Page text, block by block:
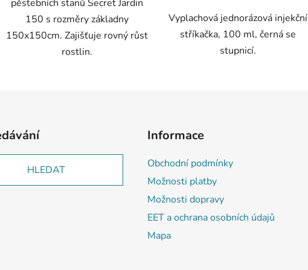
pěstebních stanů Secret Jardin
150 s rozměry základny
150x150cm. Zajišťuje rovný růst
rostlin.
Vyplachová jednorázová injekční
stříkačka, 100 ml, černá se
stupnicí.
HLEDAT
Informace
Obchodní podmínky
Možnosti platby
Možnosti dopravy
EET a ochrana osobních údajů
Mapa